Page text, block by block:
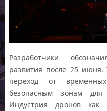
Разработчики
развития после 25
переход от
безопасным зонам для
Индустрия дронов как